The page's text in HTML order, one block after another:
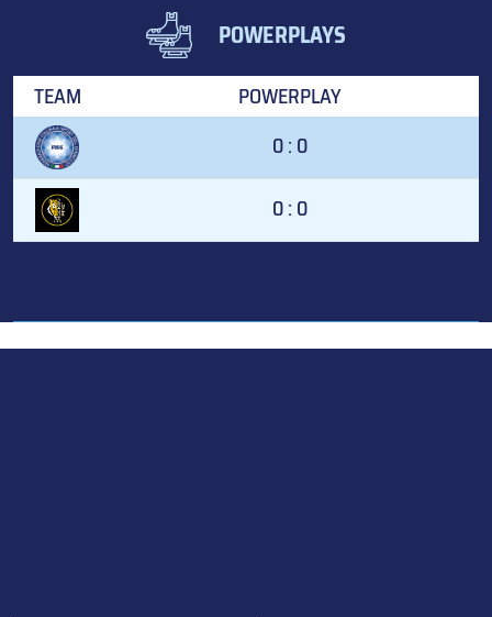
POWERPLAYS
TEAM
POWERPLAY
0 : 0
0 : 0